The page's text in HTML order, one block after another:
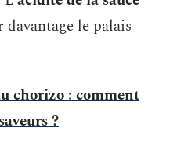
le palais
chorizo : comment
?